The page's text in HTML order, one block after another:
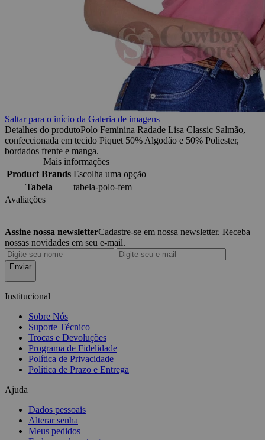
Saltar para o início da Galeria de imagens
Detalhes do produtoPolo Feminina Radade Lisa Classic Salmão,
confeccionada em tecido Piquet 50% Algodão e 50% Poliester,
bordados frente e manga.
Mais informações
Product Brands Escolha uma opção
Tabela
tabela-polo-fem
Avaliações
Assine nossa newsletterCadastre-se em nossa newsletter. Receba
nossas novidades em seu e-mail.
Enviar
Institucional
Sobre Nós
Suporte Técnico
Trocas e Devoluções
Programa de Fidelidade
Política de Privacidade
Política de Prazo e Entrega
Ajuda
Dados pessoais
Alterar senha
Meus pedidos